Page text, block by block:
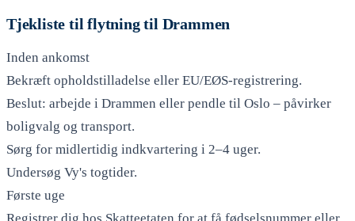
Tjekliste til flytning til Drammen
Inden ankomst
Bekræft opholdstilladelse eller EU/EØS-registrering.
Beslut: arbejde i Drammen eller pendle til Oslo – påvirker
boligvalg og transport.
Sørg for midlertidig indkvartering i 2–4 uger.
Undersøg Vy's togtider.
Første uge